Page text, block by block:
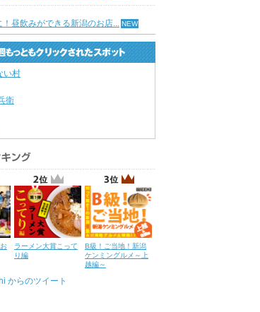
！昼飲みができる新潟のお店...
い村
衛
ラーメン大賞こって
り編
B級！ご当地！新潟
ケンミングルメ～上
越編～
からのツイート